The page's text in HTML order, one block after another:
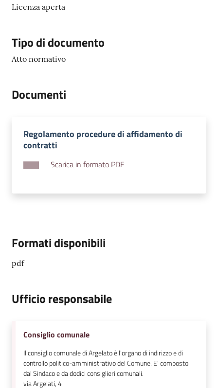
Licenza aperta
Tipo di documento
Atto normativo
Documenti
Regolamento procedure di affidamento di
contratti
Scarica in formato PDF
Formati disponibili
pdf
Ufficio responsabile
Consiglio comunale
Il consiglio comunale di Argelato è l'organo di indirizzo e di
controllo politico-amministrativo del Comune. E' composto
dal Sindaco e da dodici consiglieri comunali.
via Argelati, 4